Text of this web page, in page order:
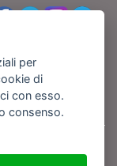
le fotografie recanti il
per
di
con esso.
consenso.